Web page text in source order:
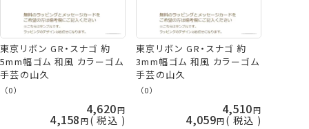
東京リボン GR・スナゴ 約
5mm幅ゴム 和風 カラーゴム
手芸の山久
（0）
4,620
4,158 税込
東京リボン GR・スナゴ 約
3mm幅ゴム 和風 カラーゴム
手芸の山久
（0）
4,510
4,059 税込